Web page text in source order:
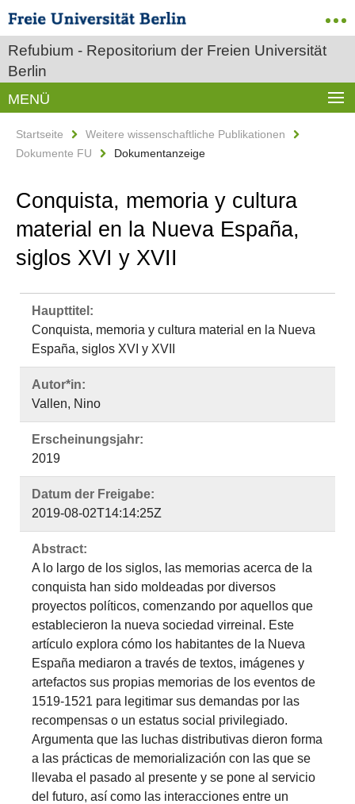
Refubium - Repositorium der Freien Universität
Berlin
MENÜ
Startseite
Weitere wissenschaftliche Publikationen
Dokumente FU
Dokumentanzeige
Conquista, memoria y cultura
material en la Nueva España,
siglos XVI y XVII
Haupttitel:
Conquista, memoria y cultura material en la Nueva
España, siglos XVI y XVII
Autor*in:
Vallen, Nino
Erscheinungsjahr:
2019
Datum der Freigabe:
2019-08-02T14:14:25Z
Abstract:
A lo largo de los siglos, las memorias acerca de la
conquista han sido moldeadas por diversos
proyectos políticos, comenzando por aquellos que
establecieron la nueva sociedad virreinal. Este
artículo explora cómo los habitantes de la Nueva
España mediaron a través de textos, imágenes y
artefactos sus propias memorias de los eventos de
1519-1521 para legitimar sus demandas por las
recompensas o un estatus social privilegiado.
Argumenta que las luchas distributivas dieron forma
a las prácticas de memorialización con las que se
llevaba el pasado al presente y se pone al servicio
del futuro, así como las interacciones entre un